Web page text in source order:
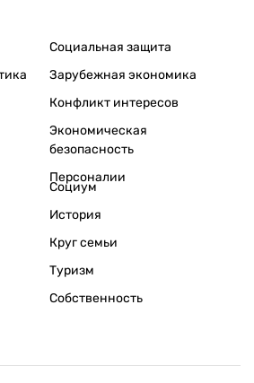
Социальная защита
Зарубежная экономика
Конфликт интересов
Экономическая
безопасность
Персоналии
Социум
История
Круг семьи
Туризм
Собственность